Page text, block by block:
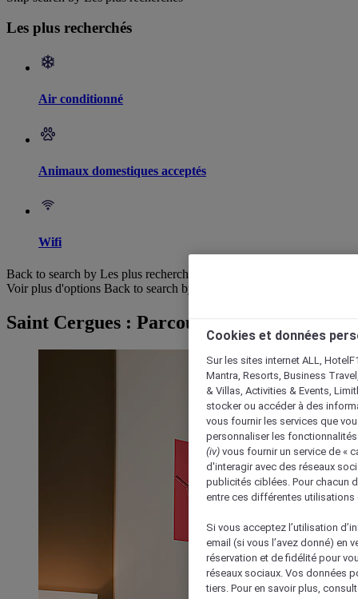
Les plus recherchés
Air conditionné
Animaux domestiques acceptés
Wifi
Back to search by Les plus recherchés
Voir plus d'options Back to search by categories
Saint Cergues : Parcourir les hôtels
Cookies et données
Sur les sites internet ALL,
Mantra, Resorts, Business
& Villas, Activities & Events,
stocker ou accéder à des
vous fournir les services que
personnaliser les
(iv) vous fournir un service de «
d'interagir avec des réseaux
publicités ciblées. Pour chacun
entre ces différentes utilisations
Si vous acceptez l’utilisation
email (si vous l’avez donné) en
réservation et de fidélité pour
réseaux sociaux. Vos données
tiers. Pour en savoir plus,